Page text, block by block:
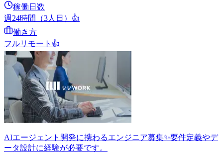
稼働日数
週24時間（3人日） 👍
働き方
フルリモート 👍
AIエージェント開発に携わるエンジニア募集✨要件定義やデ
ータ設計に経験が必要です。